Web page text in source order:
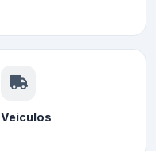
Veículos